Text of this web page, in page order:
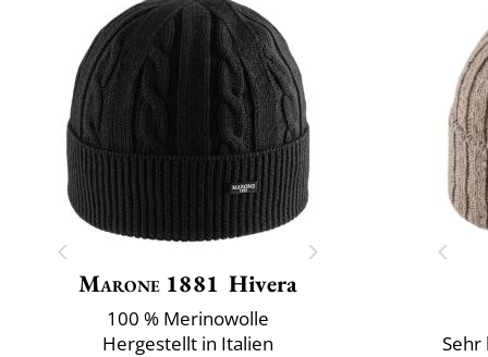
Marone 1881 Hivera
100 % Merinowolle
Hergestellt in Italien